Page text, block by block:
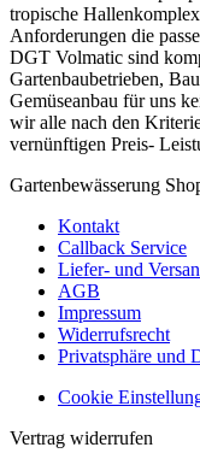
tropische
Anforderungen die
DGT Volmatic sind
Gartenbaubetrieben,
Gemüseanbau für uns
wir alle nach den
vernünftigen Preis-
Gartenbewässerung
Kontakt
Callback Service
Liefer- und
AGB
Impressum
Widerrufsrecht
Privatsphäre und
Cookie
Vertrag widerrufen